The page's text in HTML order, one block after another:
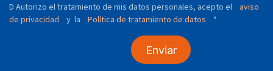
D Autorizo ​​el tratamiento de mis datos personales, acepto el
aviso
de privacidad
y la Política de tratamiento de datos *
Enviar